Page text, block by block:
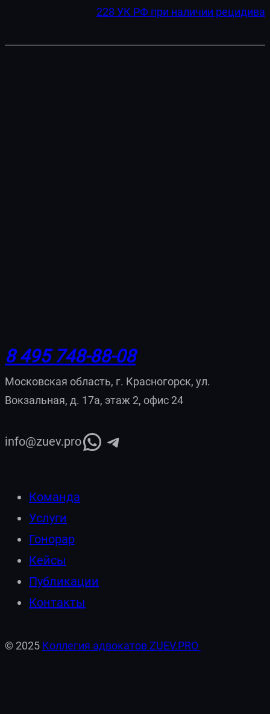
228 УК РФ при наличии рецидива
8 495 748-88-08
Московская область, г. Красногорск, ул.
Вокзальная, д. 17а, этаж 2, офис 24
info@zuev.proWhatsApp Telegram
Команда
Услуги
Гонорар
Кейсы
Публикации
Контакты
© 2025 Коллегия адвокатов ZUEV.PRO